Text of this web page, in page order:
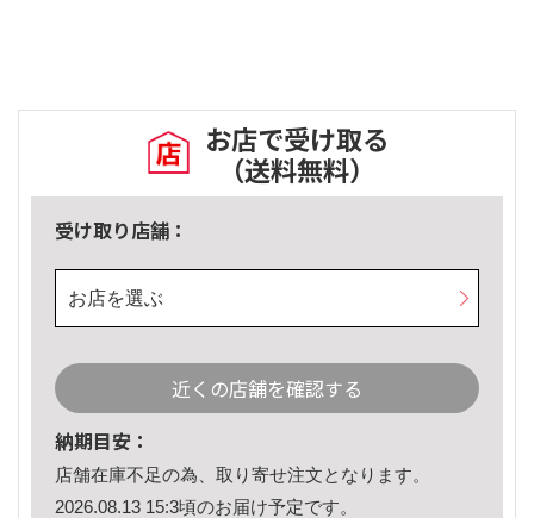
お店で受け取る
（送料無料）
受け取り店舗：
お店を選ぶ
近くの店舗を確認する
納期目安：
店舗在庫不足の為、取り寄せ注文となります。
2026.08.13 15:3頃のお届け予定です。